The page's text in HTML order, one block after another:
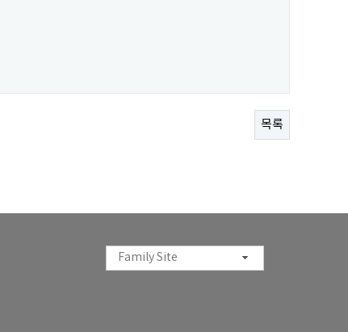
목록
Family Site